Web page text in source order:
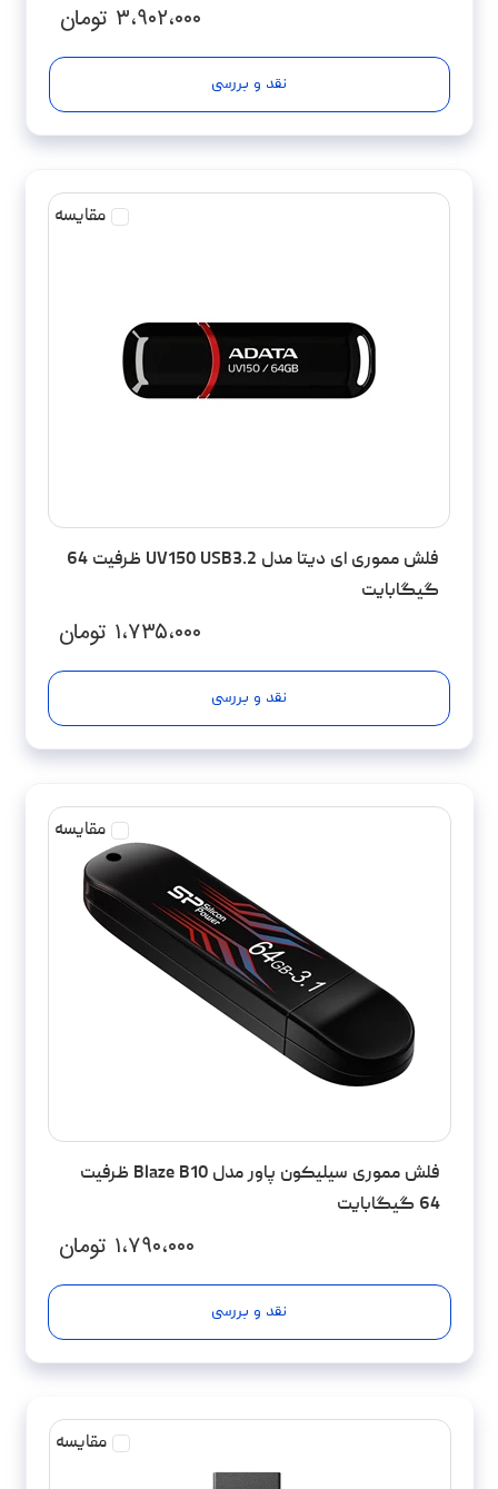
۳،۹۰۲،۰۰۰ تومان
نقد و بررسی
مقایسه
فلش مموری ای دیتا مدل UV150 USB3.2 ظرفیت 64
گیگابایت
۱،۷۳۵،۰۰۰ تومان
نقد و بررسی
مقایسه
فلش مموری سیلیکون پاور مدل Blaze B10 ظرفیت
64 گیگابایت
۱،۷۹۰،۰۰۰ تومان
نقد و بررسی
مقایسه